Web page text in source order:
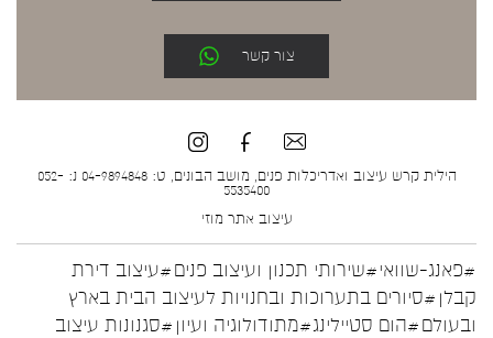
צור קשר
הילית קרש עיצוב ואדריכלות פנים, מושב הבונים, ט: 04-9894848 נ: 052-
5535400
עיצוב אתר מוזי
#פאנג-שוואי#שירותי תכנון ועיצוב פנים#עיצוב דירת
קבלן #סיורים בתערוכות ובחנויות לעיצוב הבית בארץ
ובעולם#הום סטיילינג#מתודולוגיה ועיון #סגנונות עיצוב